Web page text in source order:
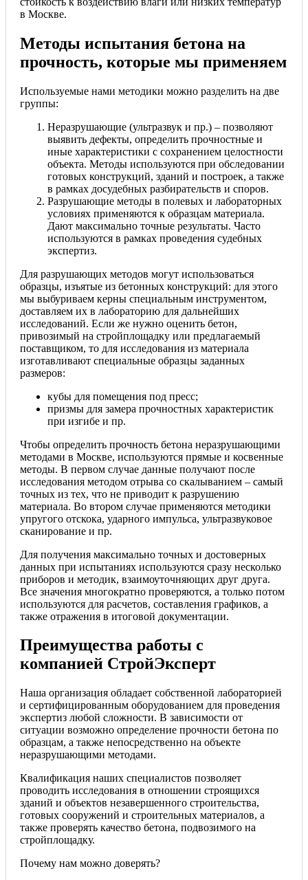
в Москве.
Методы испытания бетона на
прочность, которые мы применяем
Используемые нами методики можно разделить на две
группы:
Неразрушающие (ультразвук и пр.) – позволяют
выявить дефекты, определить прочностные и
иные характеристики с сохранением целостности
объекта. Методы используются при обследовании
готовых конструкций, зданий и построек, а также
в рамках досудебных разбирательств и споров.
Разрушающие методы в полевых и лабораторных
условиях применяются к образцам материала.
Дают максимально точные результаты. Часто
используются в рамках проведения судебных
экспертиз.
Для разрушающих методов могут использоваться
образцы, изъятые из бетонных конструкций: для этого
мы выбуриваем керны специальным инструментом,
доставляем их в лабораторию для дальнейших
исследований. Если же нужно оценить бетон,
привозимый на стройплощадку или предлагаемый
поставщиком, то для исследования из материала
изготавливают специальные образцы заданных
размеров:
кубы для помещения под пресс;
призмы для замера прочностных характеристик
при изгибе и пр.
Чтобы определить прочность бетона неразрушающими
методами в Москве, используются прямые и косвенные
методы. В первом случае данные получают после
исследования методом отрыва со скалыванием – самый
точных из тех, что не приводит к разрушению
материала. Во втором случае применяются методики
упругого отскока, ударного импульса, ультразвуковое
сканирование и пр.
Для получения максимально точных и достоверных
данных при испытаниях используются сразу несколько
приборов и методик, взаимоуточняющих друг друга.
Все значения многократно проверяются, а только потом
используются для расчетов, составления графиков, а
также отражения в итоговой документации.
Преимущества работы с
компанией СтройЭксперт
Наша организация обладает собственной лабораторией
и сертифицированным оборудованием для проведения
экспертиз любой сложности. В зависимости от
ситуации возможно определение прочности бетона по
образцам, а также непосредственно на объекте
неразрушающими методами.
Квалификация наших специалистов позволяет
проводить исследования в отношении строящихся
зданий и объектов незавершенного строительства,
готовых сооружений и строительных материалов, а
также проверять качество бетона, подвозимого на
стройплощадку.
Почему нам можно доверять?